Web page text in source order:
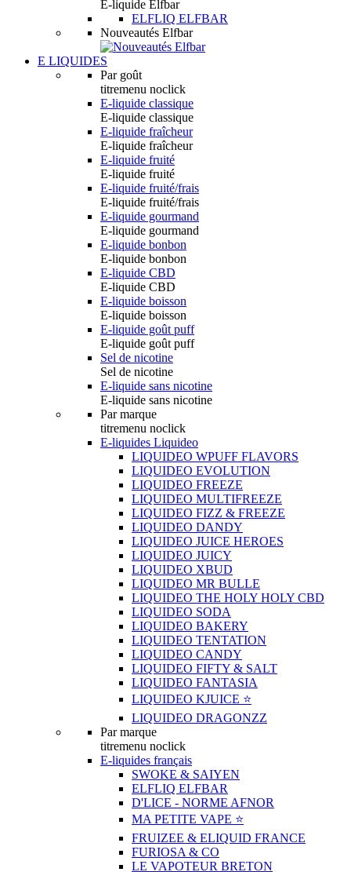
E-liquide Elfbar
ELFLIQ ELFBAR
Nouveautés Elfbar
E LIQUIDES
Par goût
titremenu noclick
E-liquide classique
E-liquide classique
E-liquide fraîcheur
E-liquide fraîcheur
E-liquide fruité
E-liquide fruité
E-liquide fruité/frais
E-liquide fruité/frais
E-liquide gourmand
E-liquide gourmand
E-liquide bonbon
E-liquide bonbon
E-liquide CBD
E-liquide CBD
E-liquide boisson
E-liquide boisson
E-liquide goût puff
E-liquide goût puff
Sel de nicotine
Sel de nicotine
E-liquide sans nicotine
E-liquide sans nicotine
Par marque
titremenu noclick
E-liquides Liquideo
LIQUIDEO WPUFF FLAVORS
LIQUIDEO EVOLUTION
LIQUIDEO FREEZE
LIQUIDEO MULTIFREEZE
LIQUIDEO FIZZ & FREEZE
LIQUIDEO DANDY
LIQUIDEO JUICE HEROES
LIQUIDEO JUICY
LIQUIDEO XBUD
LIQUIDEO MR BULLE
LIQUIDEO THE HOLY HOLY CBD
LIQUIDEO SODA
LIQUIDEO BAKERY
LIQUIDEO TENTATION
LIQUIDEO CANDY
LIQUIDEO FIFTY & SALT
LIQUIDEO FANTASIA
LIQUIDEO KJUICE ⭐️
LIQUIDEO DRAGONZZ
Par marque
titremenu noclick
E-liquides français
SWOKE & SAIYEN
ELFLIQ ELFBAR
D'LICE - NORME AFNOR
MA PETITE VAPE ⭐️
FRUIZEE & ELIQUID FRANCE
FURIOSA & CO
LE VAPOTEUR BRETON